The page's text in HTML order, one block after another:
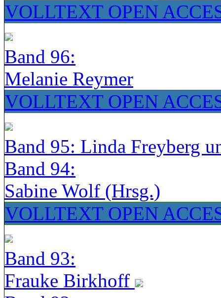
VOLLTEXT OPEN
Band 96:
Melanie Reymer
VOLLTEXT OPEN
Band 95: Linda Freyberg
Band 94:
Sabine Wolf (Hrsg.)
VOLLTEXT OPEN
Band 93:
Frauke Birkhoff